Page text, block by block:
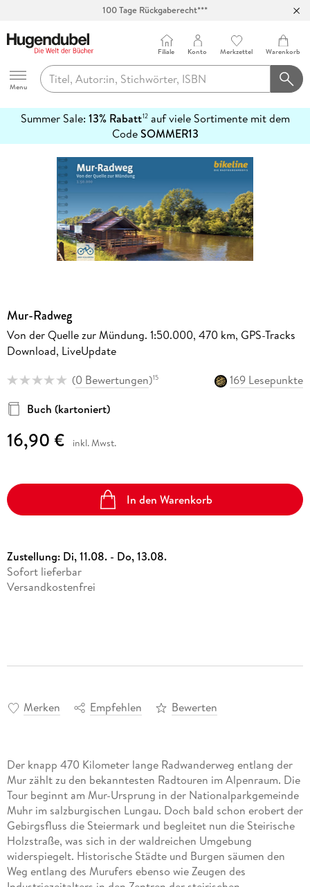
Hugendubel
Menu
Filiale Konto Merkzettel Warenkorb
Summer Sale: 13% Rabatt12auf viele Sortimente mit dem
CodeSOMMER13
erfahren
Mur-Radweg
Von der Quelle zur Mündung. 1:50.000, 470 km, GPS-Tracks
Download, LiveUpdate
(0 Bewertungen)15
169 Lesepunkte
Buch (kartoniert)
16,90 € inkl. Mwst.
In den Warenkorb
Zustellung: Di, 11.08. - Do, 13.08.
Sofort lieferbar
Versandkostenfrei
Merken Empfehlen Bewerten
Der knapp 470 Kilometer lange Radwanderweg entlang der
Mur zählt zu den bekanntesten Radtouren im Alpenraum. Die
Tour beginnt am Mur-Ursprung in der Nationalparkgemeinde
Muhr im salzburgischen Lungau. Doch bald schon erobert der
Gebirgsfluss die Steiermark und begleitet nun die Steirische
Holzstraße, was sich in der waldreichen Umgebung
widerspiegelt. Historische Städte und Burgen säumen den
Weg entlang des Murufers ebenso wie Zeugen des